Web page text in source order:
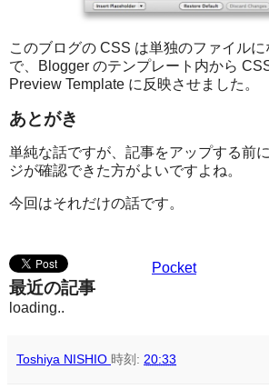
このブログの CSS は単独のファイル
で、Blogger のテンプレート内から
Preview Template に反映させました。
あとがき
単純な話ですが、記事をアップする前
ジが確認できた方がよいですよね。
今回はそれだけの話です。
Pocket
最近の記事
loading..
Toshiya NISHIO 時刻: 20:33